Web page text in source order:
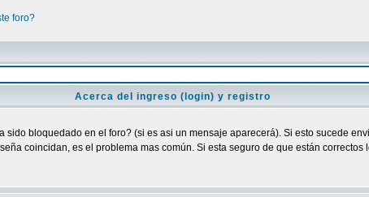
foro?
Acerca del ingreso (login) y registro
bloquedado en el foro? (si es asi un mensaje aparecerá). Si esto sucede
coincidan, es el problema mas común. Si esta seguro de que están